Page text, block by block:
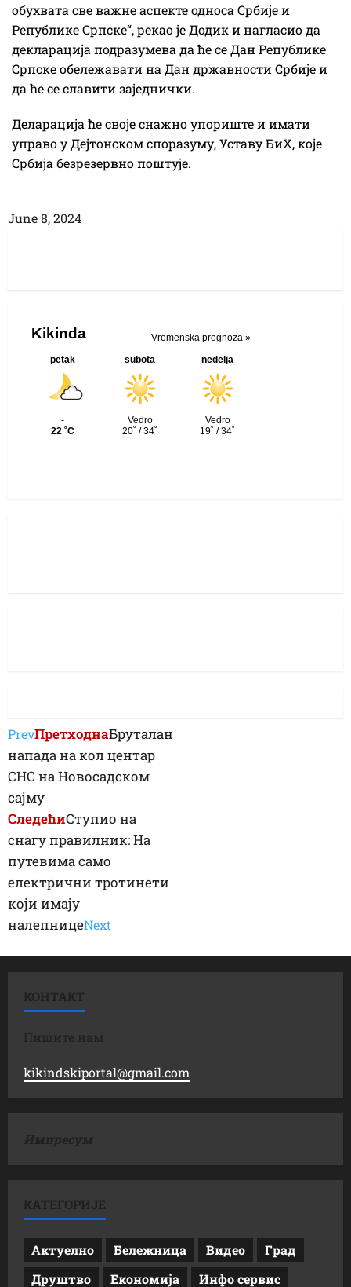
обухвата све важне аспекте односа Србије и
Републике Српске“, рекао је Додик и нагласио да
декларација подразумева да ће се Дан Републике
Српске обележавати на Дан државности Србије и
да ће се славити заједнички.
Деларација ће своје снажно упориште и имати
управо у Дејтонском споразуму, Уставу БиХ, које
Србија безрезервно поштује.
June 8, 2024
PrevПретходнаБруталан
напада на кол центар
СНС на Новосадском
сајму
СледећиСтупио на
снагу правилник: На
путевима само
електрични тротинети
који имају
налепницеNext
КОНТАКТ
Пишите нам
kikindskiportal@gmail.com
Импресум
КАТЕГОРИЈЕ
Актуелно Бележница Видео
Град
Друштво
Економија Инфо сервис